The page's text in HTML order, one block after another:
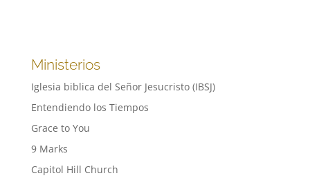
Ministerios
Iglesia biblica del Señor Jesucristo (IBSJ)
Entendiendo los Tiempos
Grace to You
9 Marks
Capitol Hill Church